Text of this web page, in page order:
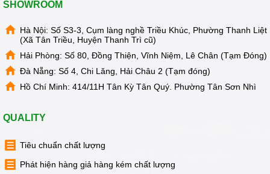
SHOWROOM
Hà Nội: Số S3-3, Cụm làng nghề Triều Khúc, Phường Thanh Liệt
(Xã Tân Triều, Huyện Thanh Trì cũ)
Hải Phòng: Số 80, Đồng Thiện, Vĩnh Niệm, Lê Chân (Tạm Đóng)
Đà Nẵng: Số 4, Chi Lăng, Hải Châu 2 (Tạm đóng)
Hồ Chí Minh: 414/11H Tân Kỳ Tân Quý. Phường Tân Sơn Nhì
QUALITY
Tiêu chuẩn chất lượng
Phát hiện hàng giả hàng kém chất lượng